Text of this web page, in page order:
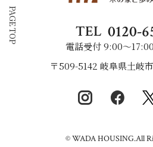
TEL 0120-
電話受付 9:00〜
〒509-5142 岐阜県土岐
© WADA HOUSING.All
PAGE TOP